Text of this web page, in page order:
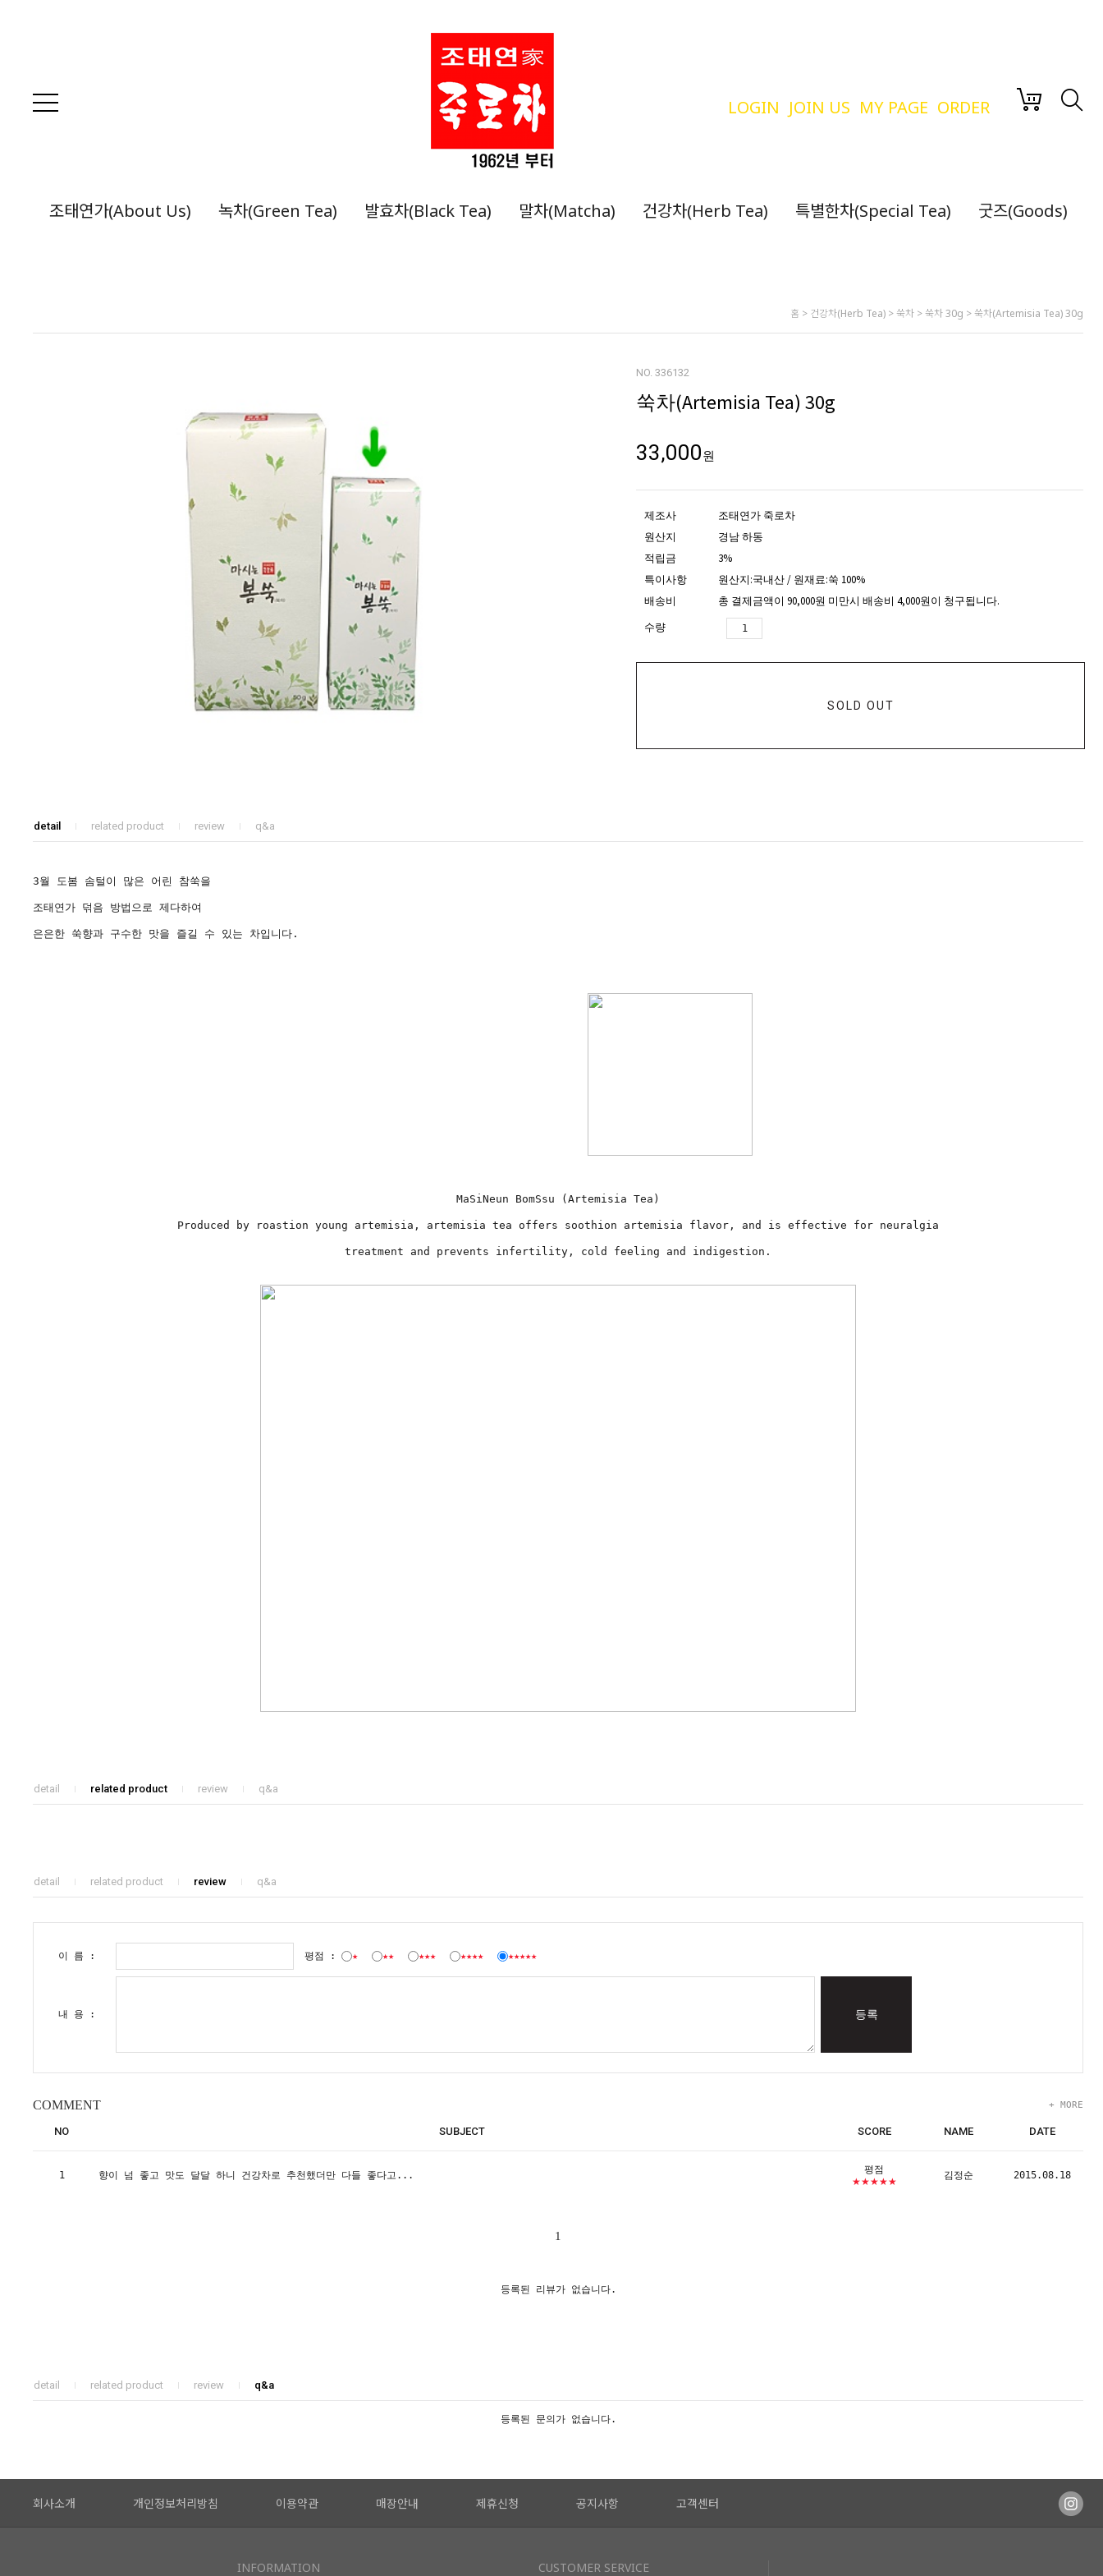
LOGIN JOIN US MY PAGE ORDER
조태연가(About Us) 녹차(Green Tea) 발효차(Black Tea) 말차(Matcha) 건강차(Herb Tea) 특별한차(Special Tea) 굿즈(Goods)
홈 > 건강차(Herb Tea) >쑥차 >쑥차 30g > 쑥차(Artemisia Tea) 30g
NO. 336132
쑥차(Artemisia Tea) 30g
33,000원
제조사
조태연가 죽로차
원산지
경남 하동
적립금
3%
특이사항
원산지:국내산 / 원재료:쑥 100%
배송비
총 결제금액이 90,000원 미만시 배송비 4,000원이 청구됩니다.
수량
SOLD OUT
detail related product review q&a
3월 도봄 솜털이 많은 어린 참쑥을
조태연가 덖음 방법으로 제다하여
은은한 쑥향과 구수한 맛을 즐길 수 있는 차입니다.
MaSiNeun BomSsu (Artemisia Tea)
Produced by roastion young artemisia, artemisia tea offers soothion artemisia flavor, and is effective for neuralgia
treatment and prevents infertility, cold feeling and indigestion.
detail related product review q&a
detail related product review q&a
이 름 : 평점 : ★ ★★ ★★★ ★★★★ ★★★★★
내 용 : 등록
COMMENT + MORE
NO SUBJECT SCORE NAME DATE
1 향이 넘 좋고 맛도 달달 하니 건강차로 추천했더만 다들 좋다고...
평점
★★★★★
김정순 2015.08.18
1
등록된 리뷰가 없습니다.
detail related product review q&a
등록된 문의가 없습니다.
회사소개 개인정보처리방침 이용약관 매장안내 제휴신청 공지사항 고객센터
INFORMATION CUSTOMER SERVICE